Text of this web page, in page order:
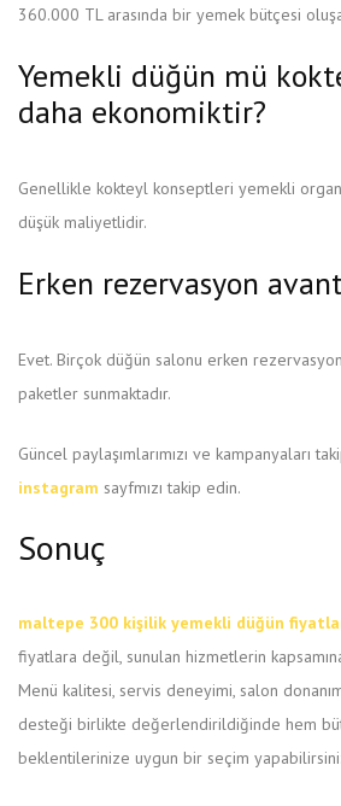
360.000 TL arasında bir yemek bütçesi
Yemekli düğün mü
daha ekonomiktir?
Genellikle kokteyl konseptleri yemekli
düşük maliyetlidir.
Erken rezervasyon
Evet. Birçok düğün salonu erken
paketler sunmaktadır.
Güncel paylaşımlarımızı ve kampanyaları
instagram sayfmızı takip edin.
Sonuç
maltepe 300 kişilik yemekli düğün
fiyatlara değil, sunulan hizmetlerin
Menü kalitesi, servis deneyimi, salon
desteği birlikte değerlendirildiğinde hem
beklentilerinize uygun bir seçim